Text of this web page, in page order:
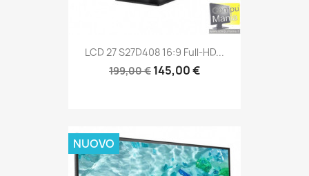
LCD 27 S27D408 16:9 Full-HD...
199,00 € 145,00 €
NUOVO